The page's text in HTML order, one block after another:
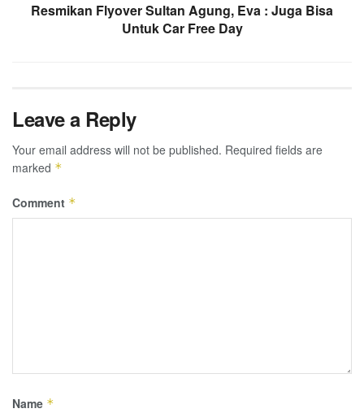
Resmikan Flyover Sultan Agung, Eva : Juga Bisa
Untuk Car Free Day
Leave a Reply
Your email address will not be published. Required fields are
marked *
Comment *
Name *